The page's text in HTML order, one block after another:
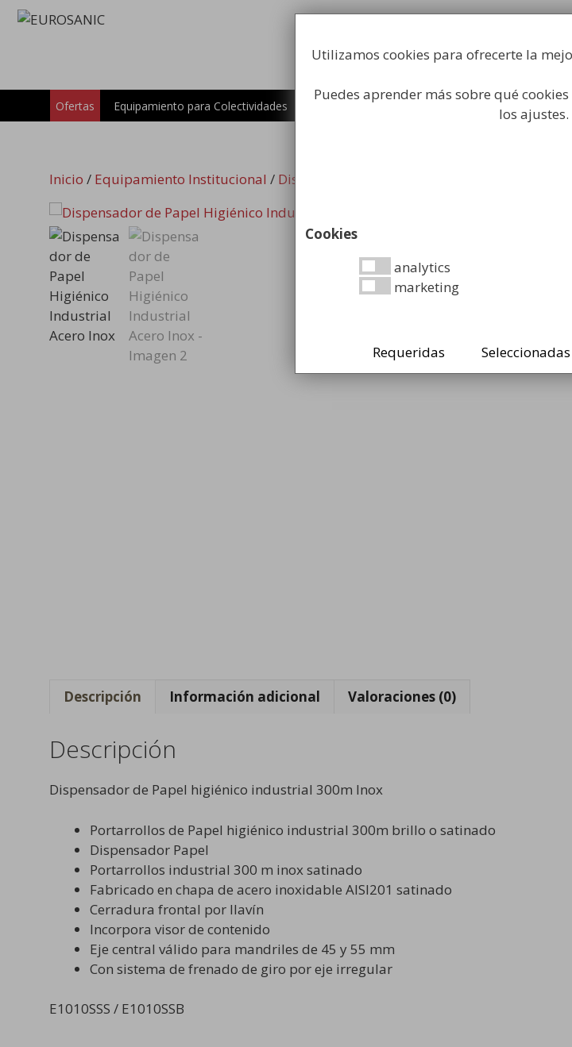
Saltar
Búsqueda
productos
Ofertas Equipamiento para Colectividades Carros Higiene Industrial Papeleras
Inicio / Equipamiento Institucional / Dispensadores de Papel Higiénico Industrial
Descripción Información adicional Valoraciones (0)
Descripción
Dispensador de Papel higiénico industrial 300m Inox
Portarrollos de Papel higiénico industrial 300m brillo o satinado
Dispensador Papel
Portarrollos industrial 300 m inox satinado
Fabricado en chapa de acero inoxidable AISI201 satinado
Cerradura frontal por llavín
Incorpora visor de contenido
Eje central válido para mandriles de 45 y 55 mm
Con sistema de frenado de giro por eje irregular
E1010SSS / E1010SSB
Utilizamos cookies para ofrecerte la
Puedes aprender más sobre qué
los ajustes.
Cookies
analytics
marketing
Requeridas Seleccionadas